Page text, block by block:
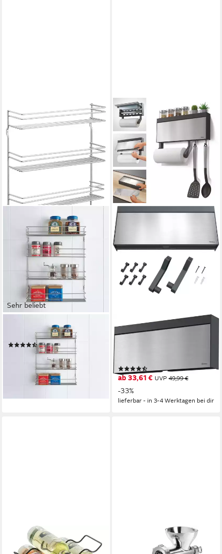
Sehr beliebt
Gewürzregal, 1-tlg., 4 Etagen
(45)
UVP27,49 €
lieferbar - in 3-4 Werktagen bei dir
METALTEX
Küchenrollenhalter Tango
(29)
ab 33,61 € UVP 49,99 €
-33%
lieferbar - in 3-4 Werktagen bei dir